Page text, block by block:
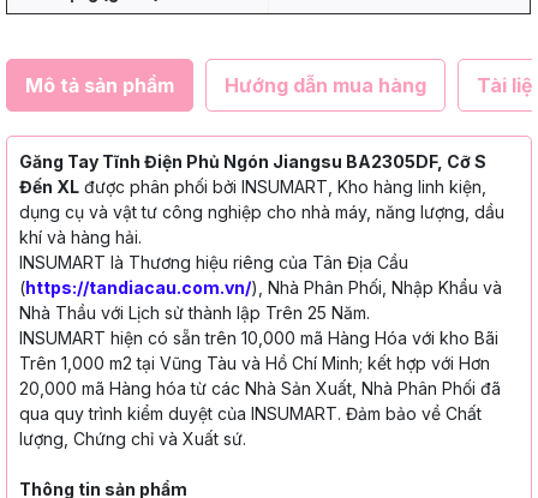
Mô tả sản phẩm Hướng dẫn mua hàng Tài
Găng Tay Tĩnh Điện Phủ Ngón Jiangsu BA2305DF, Cỡ S
Đến XL được phân phối bởi INSUMART, Kho hàng linh kiện,
dụng cụ và vật tư công nghiệp cho nhà máy, năng lượng, dầu
khí và hàng hải.
INSUMART là Thương hiệu riêng của Tân Địa Cầu
(https://tandiacau.com.vn/), Nhà Phân Phối, Nhập Khẩu và
Nhà Thầu với Lịch sử thành lập Trên 25 Năm.
INSUMART hiện có sẵn trên 10,000 mã Hàng Hóa với kho Bãi
Trên 1,000 m2 tại Vũng Tàu và Hồ Chí Minh; kết hợp với Hơn
20,000 mã Hàng hóa từ các Nhà Sản Xuất, Nhà Phân Phối đã
qua quy trình kiểm duyệt của INSUMART. Đảm bảo về Chất
lượng, Chứng chỉ và Xuất sứ.
Thông tin sản phẩm